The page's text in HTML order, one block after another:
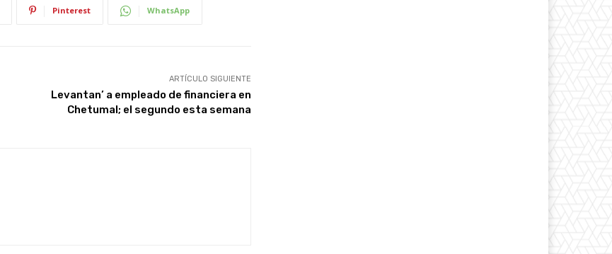
Pinterest WhatsApp
ARTÍCULO SIGUIENTE
Levantan’ a empleado de financiera en
Chetumal; el segundo esta semana